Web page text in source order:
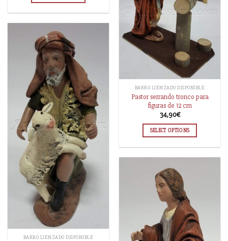
BARRO LIENZADO DISPONIBLE
Pastor serrando tronco para
figuras de 12 cm
34,90€
SELECT OPTIONS
BARRO LIENZADO DISPONIBLE